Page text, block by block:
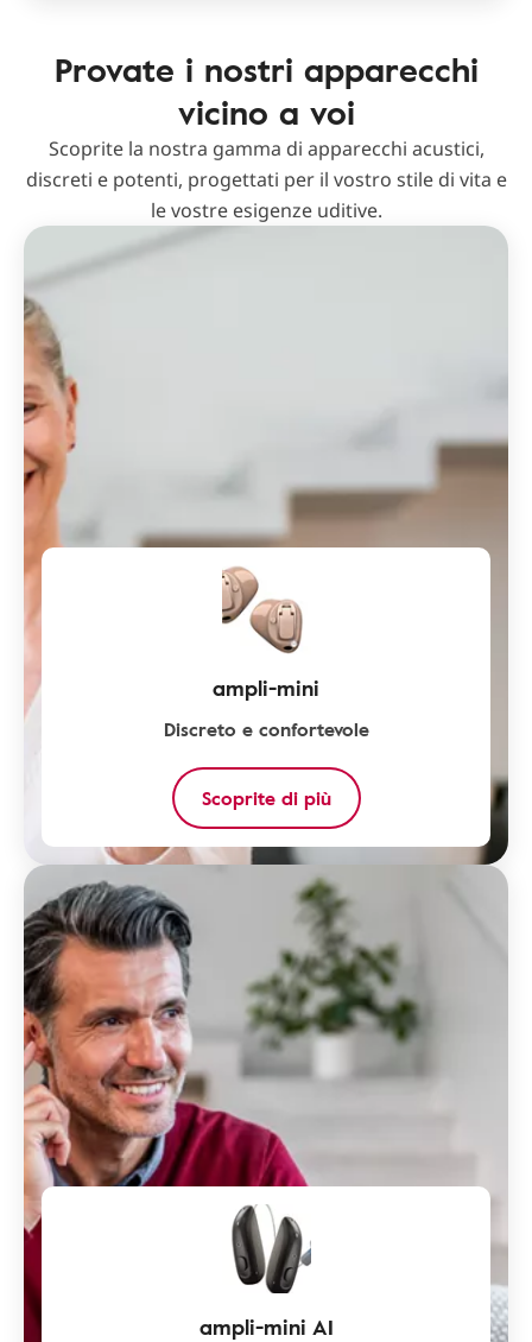
Provate i nostri apparecchi
vicino a voi
Scoprite la nostra gamma di apparecchi acustici,
discreti e potenti, progettati per il vostro stile di vita e
le vostre esigenze uditive.
ampli-mini
Discreto e confortevole
Scoprite di più
ampli-mini AI